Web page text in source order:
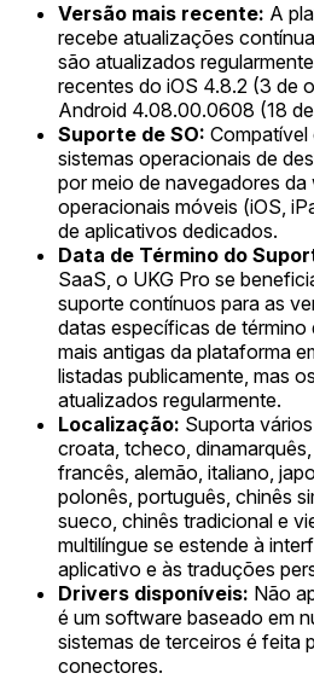
Versão mais recente: A
recebe atualizações
são atualizados
recentes do iOS 4.8.2 (3 de
Android 4.08.00.0608 (18
Suporte de SO: Compatível
sistemas operacionais de
por meio de navegadores da
operacionais móveis (iOS,
de aplicativos dedicados.
Data de Término do
SaaS, o UKG Pro se
suporte contínuos para as
datas específicas de
mais antigas da plataforma
listadas publicamente, mas
atualizados regularmente.
Localização: Suporta
croata, tcheco,
francês, alemão, italiano,
polonês, português, chinês
sueco, chinês tradicional e
multilíngue se estende à
aplicativo e às traduções
Drivers disponíveis: Não
é um software baseado em
sistemas de terceiros é feita
conectores.